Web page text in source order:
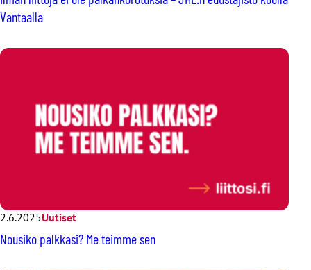
Vantaalla
2.6.2025Uutiset
Nousiko palkkasi? Me teimme sen